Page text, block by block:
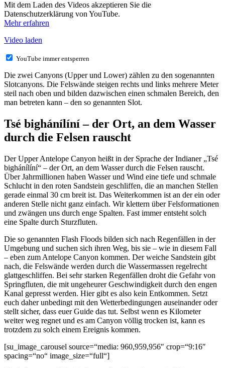
Mit dem Laden des Videos akzeptieren Sie die
Datenschutzerklärung von YouTube.
Mehr erfahren
Video laden
YouTube immer entsperren
Die zwei Canyons (Upper und Lower) zählen zu den sogenannten
Slotcanyons. Die Felswände steigen rechts und links mehrere Meter
steil nach oben und bilden dazwischen einen schmalen Bereich, den
man betreten kann – den so genannten Slot.
Tsé bighánílíní – der Ort, an dem Wasser
durch die Felsen rauscht
Der Upper Antelope Canyon heißt in der Sprache der Indianer „Tsé
bighánílíní“ – der Ort, an dem Wasser durch die Felsen rauscht.
Über Jahrmillionen haben Wasser und Wind eine tiefe und schmale
Schlucht in den roten Sandstein geschliffen, die an manchen Stellen
gerade einmal 30 cm breit ist. Das Weiterkommen ist an der ein oder
anderen Stelle nicht ganz einfach. Wir klettern über Felsformationen
und zwängen uns durch enge Spalten. Fast immer entsteht solch
eine Spalte durch Sturzfluten.
Die so genannten Flash Floods bilden sich nach Regenfällen in der
Umgebung und suchen sich ihren Weg, bis sie – wie in diesem Fall
– eben zum Antelope Canyon kommen. Der weiche Sandstein gibt
nach, die Felswände werden durch die Wassermassen regelrecht
glattgeschliffen. Bei sehr starken Regenfällen droht die Gefahr von
Springfluten, die mit ungeheurer Geschwindigkeit durch den engen
Kanal gepresst werden. Hier gibt es also kein Entkommen. Setzt
euch daher unbedingt mit den Wetterbedingungen auseinander oder
stellt sicher, dass euer Guide das tut. Selbst wenn es Kilometer
weiter weg regnet und es am Canyon völlig trocken ist, kann es
trotzdem zu solch einem Ereignis kommen.
[su_image_carousel source=“media: 960,959,956″ crop=“9:16″
spacing=“no“ image_size=“full“]